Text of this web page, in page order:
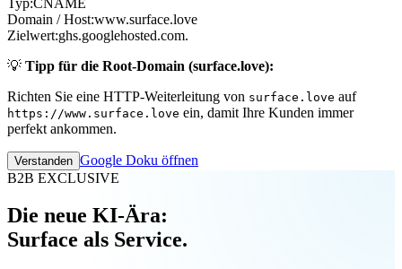
Domain / Host:www.surface.love
Zielwert:ghs.googlehosted.com.
💡 Tipp für die Root-Domain (surface.love):
Richten Sie eine HTTP-Weiterleitung von surface.love auf
https://www.surface.love ein, damit Ihre Kunden immer
perfekt ankommen.
Verstanden Google Doku öffnen
B2B EXCLUSIVE
Die neue KI-Ära:
Surface als Service.